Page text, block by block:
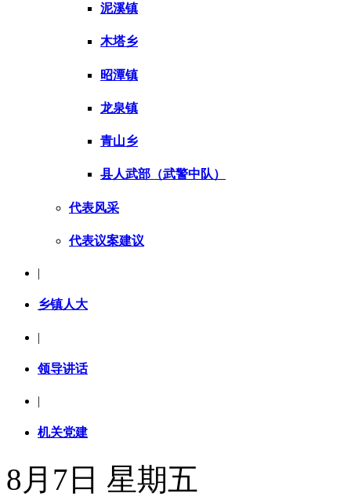
泥溪镇
木塔乡
昭潭镇
龙泉镇
青山乡
县人武部（武警中队）
代表风采
代表议案建议
|
乡镇人大
|
领导讲话
|
机关党建
8月7日 星期五